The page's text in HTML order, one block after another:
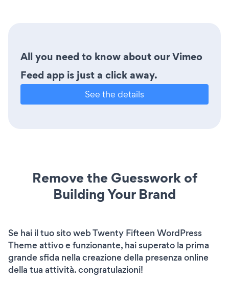
All you need to know about our Vimeo
Feed app is just a click away.
See the details
Remove the Guesswork of
Building Your Brand
Se hai il tuo sito web Twenty Fifteen WordPress
Theme attivo e funzionante, hai superato la prima
grande sfida nella creazione della presenza online
della tua attività. congratulazioni!